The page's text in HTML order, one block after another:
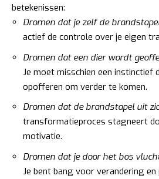
betekenissen:
Dromen dat je zelf de
actief de controle over je eigen
Dromen dat een dier wordt
Je moet misschien een instinctief
opofferen om verder te komen.
Dromen dat de brandstapel uit
transformatieproces stagneert
motivatie.
Dromen dat je door het bos
Je bent bang voor verandering